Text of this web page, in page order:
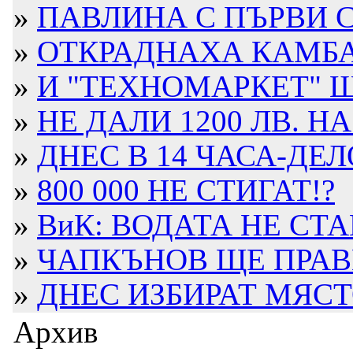
» ПАВЛИНА С ПЪРВИ
» ОТКРАДНАХА
» И "ТЕХНОМАРКЕТ"
» НЕ ДАЛИ 1200 ЛВ.
» ДНЕС В 14 ЧАСА-
» 800 000 НЕ СТИГАТ!?
» ВиК: ВОДАТА НЕ
» ЧАПКЪНОВ ЩЕ
» ДНЕС ИЗБИРАТ
Архив